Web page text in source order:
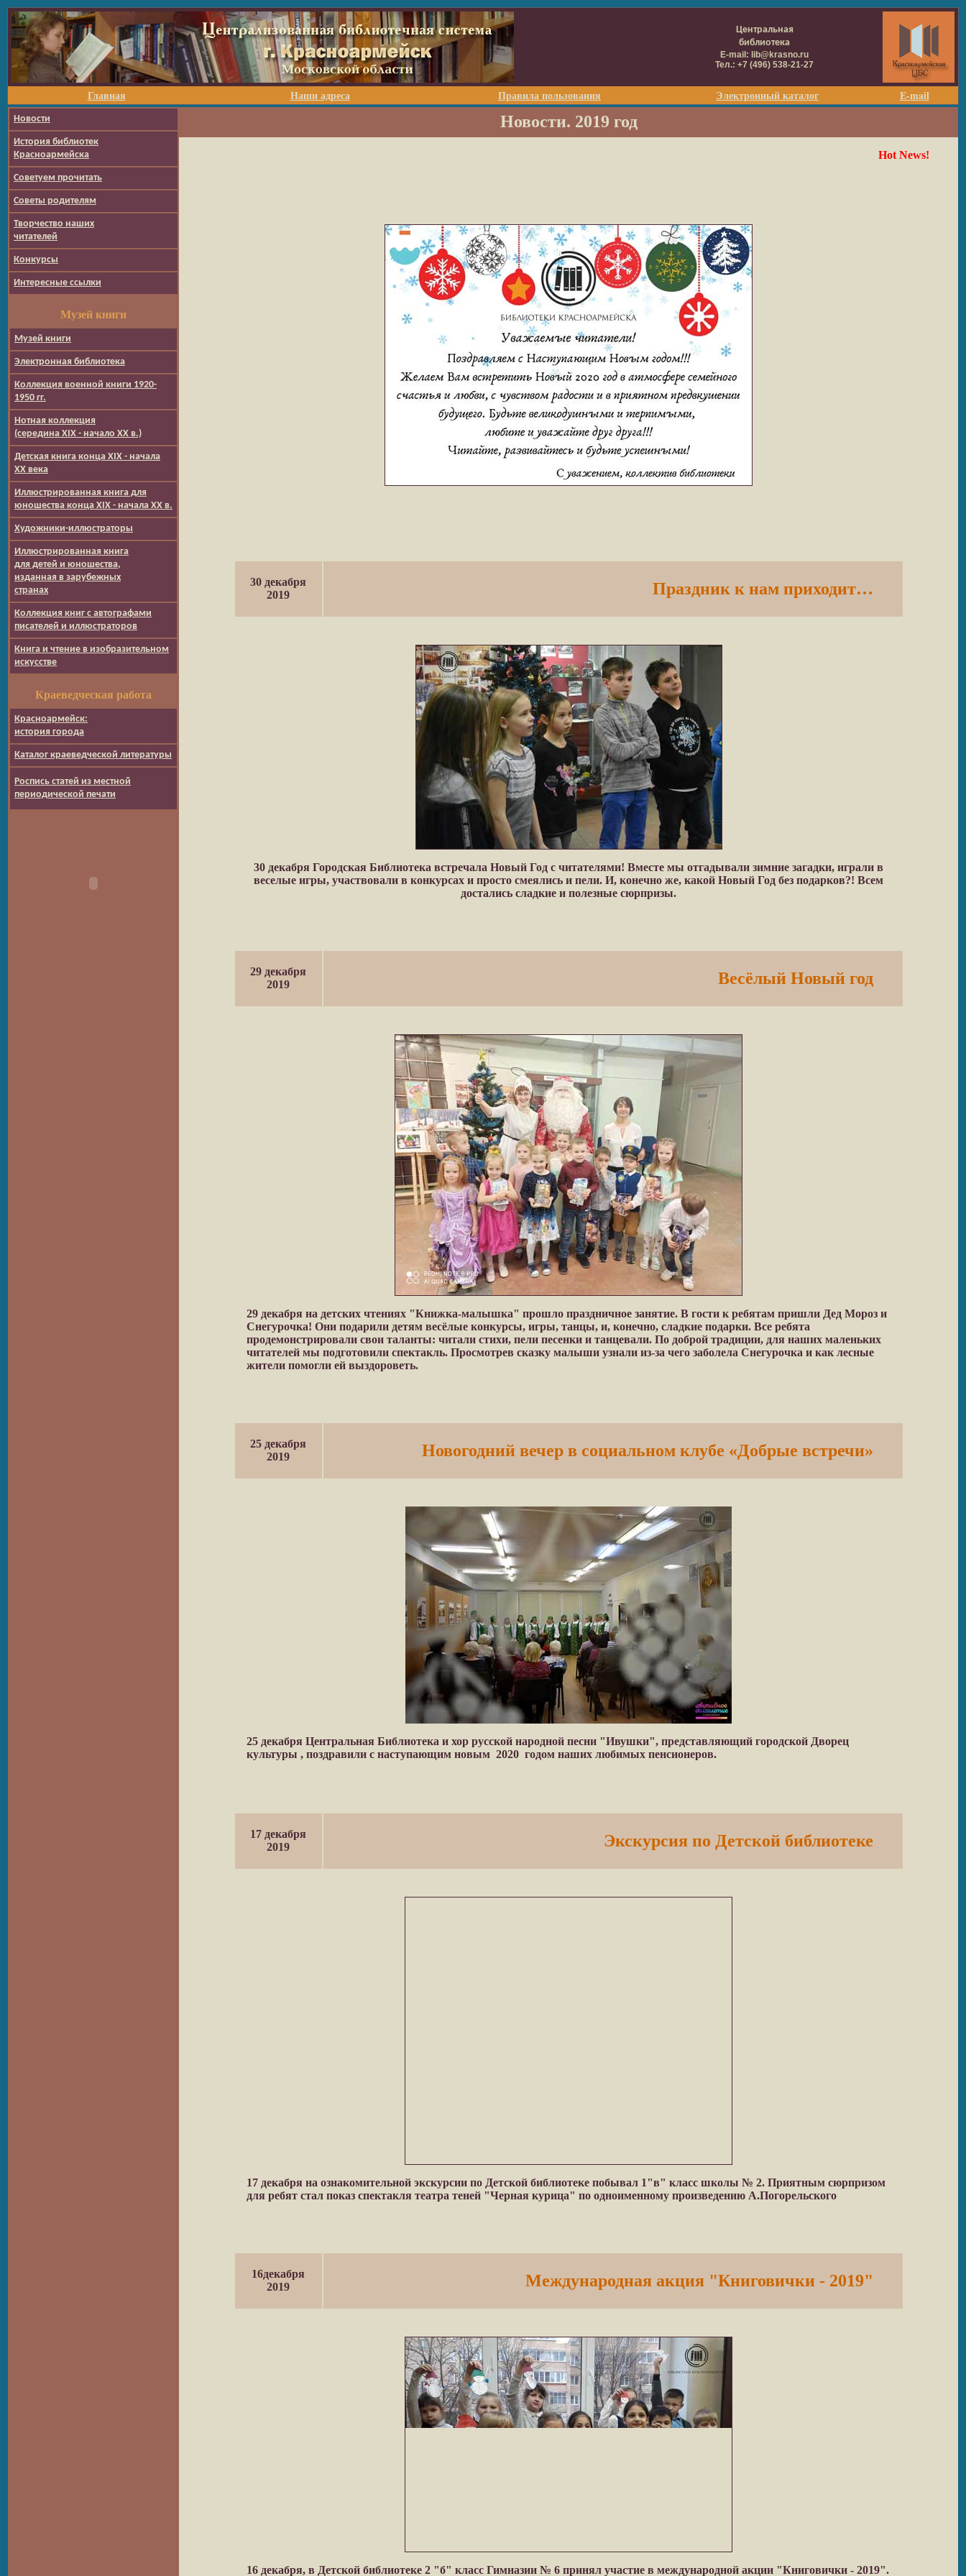
Центральная
библиотека
E-mail: lib@krasno.ru
Тел.: +7 (496) 538-21-27
Главная Наши адреса Правила пользования Электронный каталог E-mail
Новости
История библиотек
Красноармейска
Советуем прочитать
Советы родителям
Творчество наших
читателей
Конкурсы
Интересные ссылки
Музей книги
Музей книги
Электронная библиотека
Коллекция военной книги 1920-
1950 гг.
Нотная коллекция
(середина XIX - начало XX в.)
Детская книга конца XIX - начала
XX века
Иллюстрированная книга для
юношества конца XIX - начала XX в.
Художники-иллюстраторы
Иллюстрированная книга
для детей и юношества,
изданная в зарубежных
странах
Коллекция книг с автографами
писателей и иллюстраторов
Книга и чтение в изобразительном
искусстве
Краеведческая работа
Красноармейск:
история города
Каталог краеведческой литературы
Роспись статей из местной
периодической печати
Новости. 2019 год
Hot News!
30 декабря
2019
Праздник к нам приходит…
30 декабря Городская Библиотека встречала Новый Год с читателями! Вместе мы отгадывали зимние загадки, играли в
веселые игры, участвовали в конкурсах и просто смеялись и пели. И, конечно же, какой Новый Год без подарков?! Всем
достались сладкие и полезные сюрпризы.
29 декабря
2019
Весёлый Новый год
29 декабря на детских чтениях "Книжка-малышка" прошло праздничное занятие. В гости к ребятам пришли Дед Мороз и
Снегурочка! Они подарили детям весёлые конкурсы, игры, танцы, и, конечно, сладкие подарки. Все ребята
продемонстрировали свои таланты: читали стихи, пели песенки и танцевали. По доброй традиции, для наших маленьких
читателей мы подготовили спектакль. Просмотрев сказку малыши узнали из-за чего заболела Снегурочка и как лесные
жители помогли ей выздороветь.
25 декабря
2019
Новогодний вечер в социальном клубе «Добрые встречи»
25 декабря Центральная Библиотека и хор русской народной песни "Ивушки", представляющий городской Дворец
культуры , поздравили с наступающим новым 2020 годом наших любимых пенсионеров.
17 декабря
2019
Экскурсия по Детской библиотеке
17 декабря на ознакомительной экскурсии по Детской библиотеке побывал 1"в" класс школы № 2. Приятным сюрпризом
для ребят стал показ спектакля театра теней "Черная курица" по одноименному произведению А.Погорельского
16декабря
2019
Международная акция "Книговички - 2019"
16 декабря, в Детской библиотеке 2 "б" класс Гимназии № 6 принял участие в международной акции "Книговички - 2019".